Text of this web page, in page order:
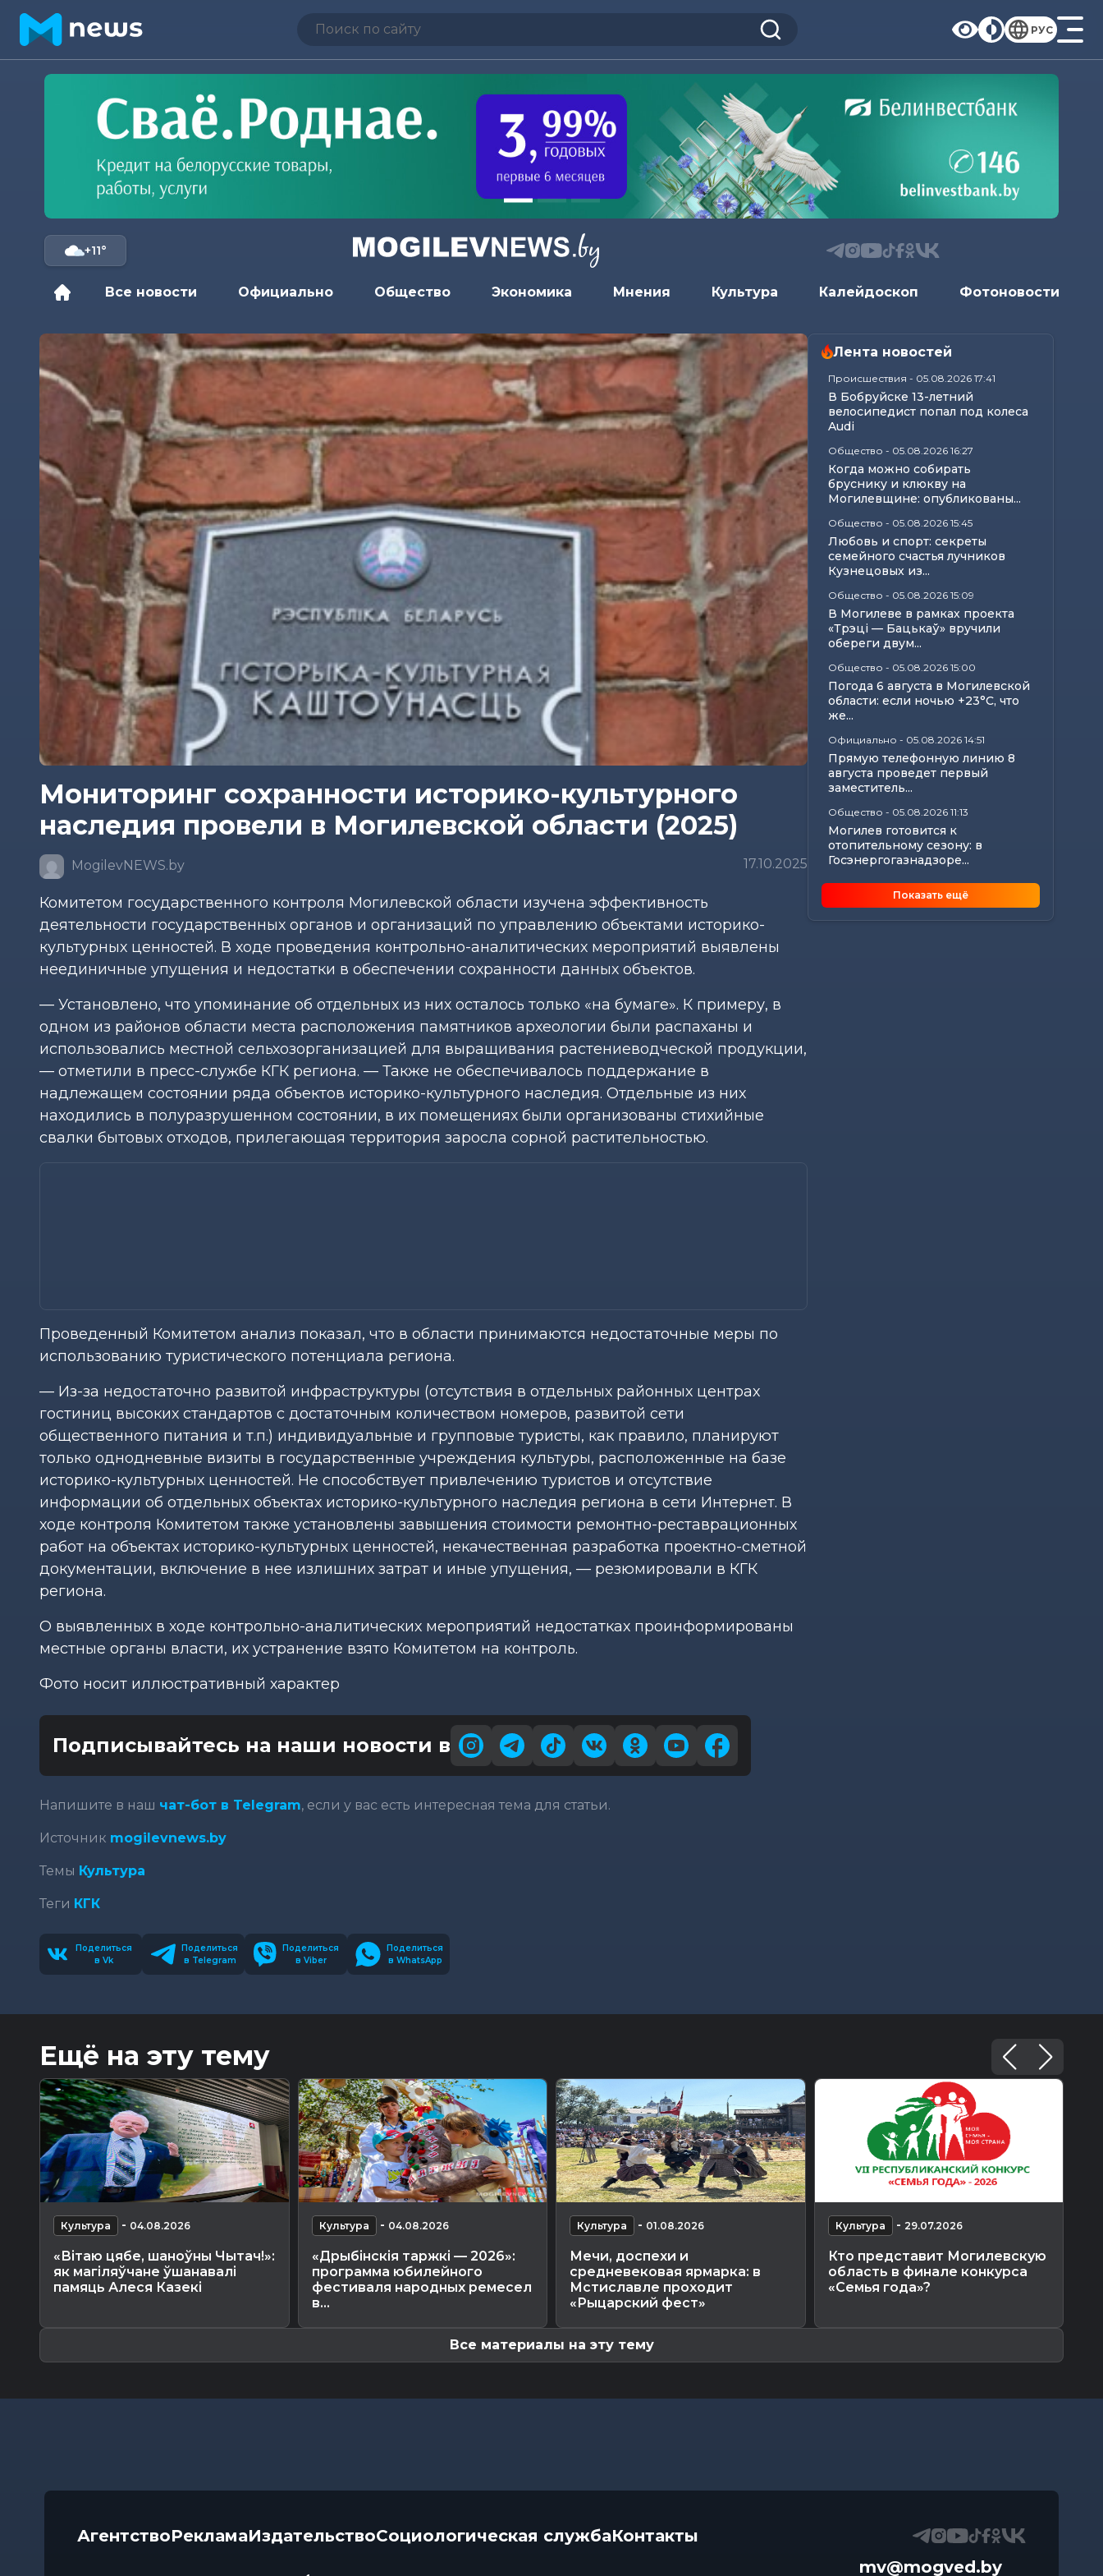
РУС
+11°
Все новости Официально Общество Экономика Мнения Культура Калейдоскоп Фотоновости
Мониторинг сохранности историко-культурного
наследия провели в Могилевской области (2025)
MogilevNEWS.by 17.10.2025
Комитетом государственного контроля Могилевской области изучена эффективность
деятельности государственных органов и организаций по управлению объектами историко-
культурных ценностей. В ходе проведения контрольно-аналитических мероприятий выявлены
неединичные упущения и недостатки в обеспечении сохранности данных объектов.
— Установлено, что упоминание об отдельных из них осталось только «на бумаге». К примеру, в
одном из районов области места расположения памятников археологии были распаханы и
использовались местной сельхозорганизацией для выращивания растениеводческой продукции,
— отметили в пресс-службе КГК региона. — Также не обеспечивалось поддержание в
надлежащем состоянии ряда объектов историко-культурного наследия. Отдельные из них
находились в полуразрушенном состоянии, в их помещениях были организованы стихийные
свалки бытовых отходов, прилегающая территория заросла сорной растительностью.
Проведенный Комитетом анализ показал, что в области принимаются недостаточные меры по
использованию туристического потенциала региона.
— Из-за недостаточно развитой инфраструктуры (отсутствия в отдельных районных центрах
гостиниц высоких стандартов с достаточным количеством номеров, развитой сети
общественного питания и т.п.) индивидуальные и групповые туристы, как правило, планируют
только однодневные визиты в государственные учреждения культуры, расположенные на базе
историко-культурных ценностей. Не способствует привлечению туристов и отсутствие
информации об отдельных объектах историко-культурного наследия региона в сети Интернет. В
ходе контроля Комитетом также установлены завышения стоимости ремонтно-реставрационных
работ на объектах историко-культурных ценностей, некачественная разработка проектно-сметной
документации, включение в нее излишних затрат и иные упущения, — резюмировали в КГК
региона.
О выявленных в ходе контрольно-аналитических мероприятий недостатках проинформированы
местные органы власти, их устранение взято Комитетом на контроль.
Фото носит иллюстративный характер
Подписывайтесь на наши новости в
Напишите в наш чат-бот в Telegram, если у вас есть интересная тема для статьи.
Источник mogilevnews.by
Темы Культура
Теги КГК
Поделиться
в Vk
Поделиться
в Telegram
Поделиться
в Viber
Поделиться
в WhatsApp
Лента новостей
Происшествия - 05.08.2026 17:41
В Бобруйске 13-летний
велосипедист попал под колеса
Audi
Общество - 05.08.2026 16:27
Когда можно собирать
бруснику и клюкву на
Могилевщине: опубликованы...
Общество - 05.08.2026 15:45
Любовь и спорт: секреты
семейного счастья лучников
Кузнецовых из...
Общество - 05.08.2026 15:09
В Могилеве в рамках проекта
«Трэці — Бацькаў» вручили
обереги двум...
Общество - 05.08.2026 15:00
Погода 6 августа в Могилевской
области: если ночью +23°С, что
же...
Официально - 05.08.2026 14:51
Прямую телефонную линию 8
августа проведет первый
заместитель...
Общество - 05.08.2026 11:13
Могилев готовится к
отопительному сезону: в
Госэнергогазнадзоре...
Калейдоскоп -05.08.2026 10:56
Что происходит с организмом,
если каждый день проходить
Показать ещё
Ещё на эту тему
Культура - 04.08.2026
«Вітаю цябе, шаноўны Чытач!»:
як магіляўчане ўшанавалі
памяць Алеся Казекі
Культура - 04.08.2026
«Дрыбінскія таржкі — 2026»:
программа юбилейного
фестиваля народных ремесел
в...
Культура - 01.08.2026
Мечи, доспехи и
средневековая ярмарка: в
Мстиславле проходит
«Рыцарский фест»
Культура - 29.07.2026
Кто представит Могилевскую
область в финале конкурса
«Семья года»?
Все материалы на эту тему
АгентствоРекламаИздательствоСоциологическая службаКонтакты
mv@mogved.by